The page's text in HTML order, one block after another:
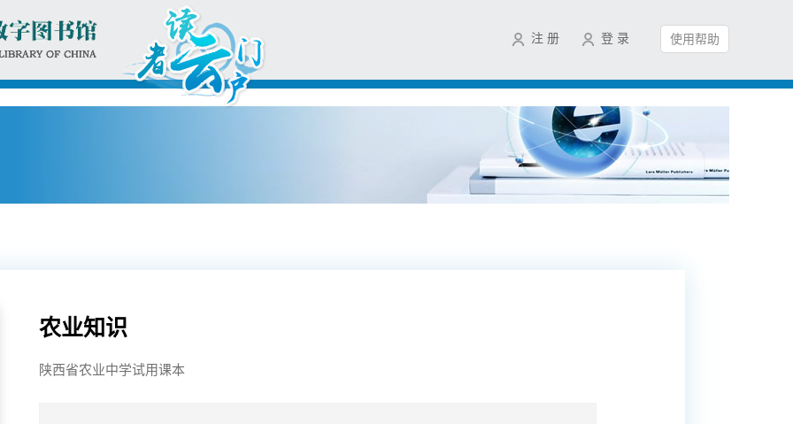
使用帮助
登 录
注 册
农业知识
陕西省农业中学试用课本